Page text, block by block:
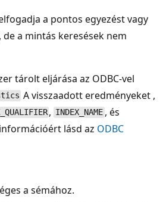
a pontos egyezést vagy
a mintás keresések nem
tárolt eljárása az ODBC-vel
A visszaadott eredményeket ,
, INDEX_NAME , és
lásd az ODBC
a sémához.